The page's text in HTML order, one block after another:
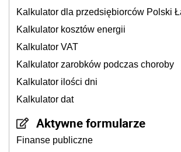
Kalkulator dla przedsiębiorców Polski
Kalkulator kosztów energii
Kalkulator VAT
Kalkulator zarobków podczas choroby
Kalkulator ilości dni
Kalkulator dat
Aktywne formularze
Finanse publiczne